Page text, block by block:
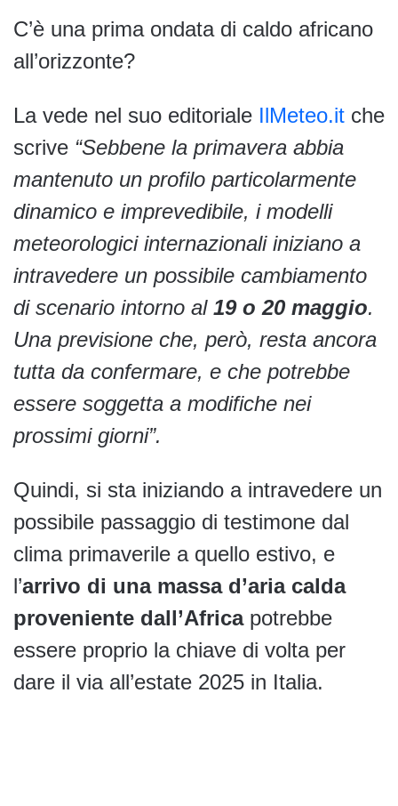
C’è una prima ondata di caldo africano
all’orizzonte?
La vede nel suo editoriale IlMeteo.it che
scrive “Sebbene la primavera abbia
mantenuto un profilo particolarmente
dinamico e imprevedibile, i modelli
meteorologici internazionali iniziano a
intravedere un possibile cambiamento
di scenario intorno al 19 o 20 maggio.
Una previsione che, però, resta ancora
tutta da confermare, e che potrebbe
essere soggetta a modifiche nei
prossimi giorni”.
Quindi, si sta iniziando a intravedere un
possibile passaggio di testimone dal
clima primaverile a quello estivo, e
l’arrivo di una massa d’aria calda
proveniente dall’Africapotrebbe
essere proprio la chiave di volta per
dare il via all’estate 2025 in Italia.